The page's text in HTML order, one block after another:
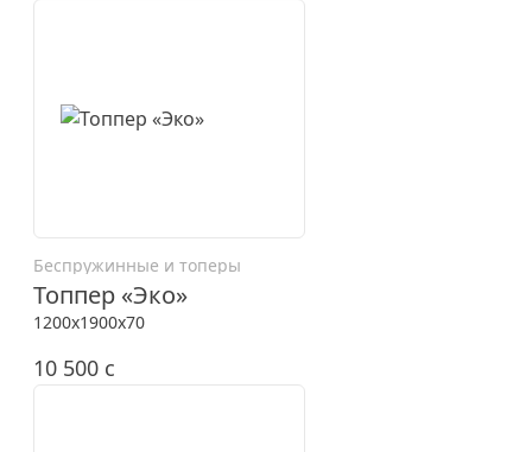
Беспружинные и топеры
Топпер «Эко»
1200x1900x70
10 500 c